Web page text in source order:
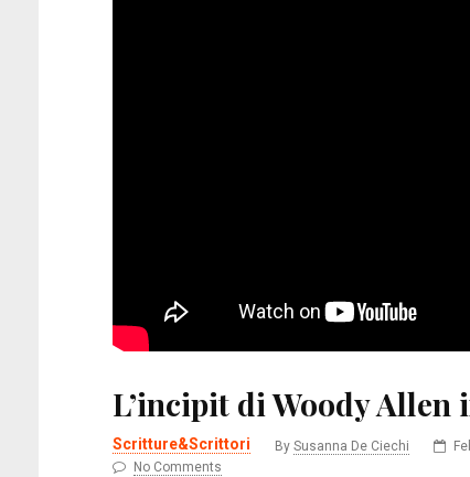
L’incipit di Woody
Scritture&Scrittori By Susanna De Ciechi
No Comments